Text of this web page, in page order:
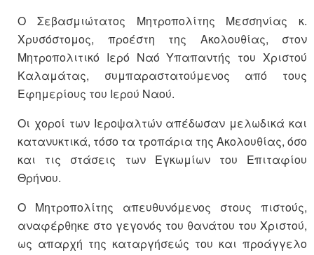
Ο Σεβασμιώτατος Μητροπολίτης Μεσσηνίας κ.
Χρυσόστομος, προέστη της Ακολουθίας, στον
Μητροπολιτικό Ιερό Ναό Υπαπαντής του Χριστού
Καλαμάτας, συμπαραστατούμενος από τους
Εφημερίους του Ιερού Ναού.
Οι χοροί των Ιεροψαλτών απέδωσαν μελωδικά και
κατανυκτικά, τόσο τα τροπάρια της Ακολουθίας, όσο
και τις στάσεις των Εγκωμίων του Επιταφίου
Θρήνου.
Ο Μητροπολίτης απευθυνόμενος στους πιστούς,
αναφέρθηκε στο γεγονός του θανάτου του Χριστού,
ως απαρχή της καταργήσεώς του και προάγγελο